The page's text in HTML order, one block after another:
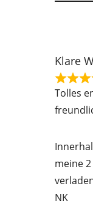
Klare
R
a
d
5
o
Tolles
meine
NK